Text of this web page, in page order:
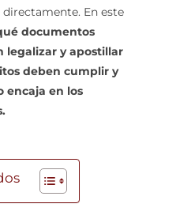
En este
documentos
legalizar y apostillar
deben cumplir y
encaja en los